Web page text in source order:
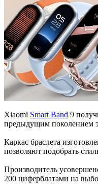
Xiaomi Smart Band 9
предыдущим поколением
Каркас браслета
позволяют подобрать
Производитель
200 циферблатами на